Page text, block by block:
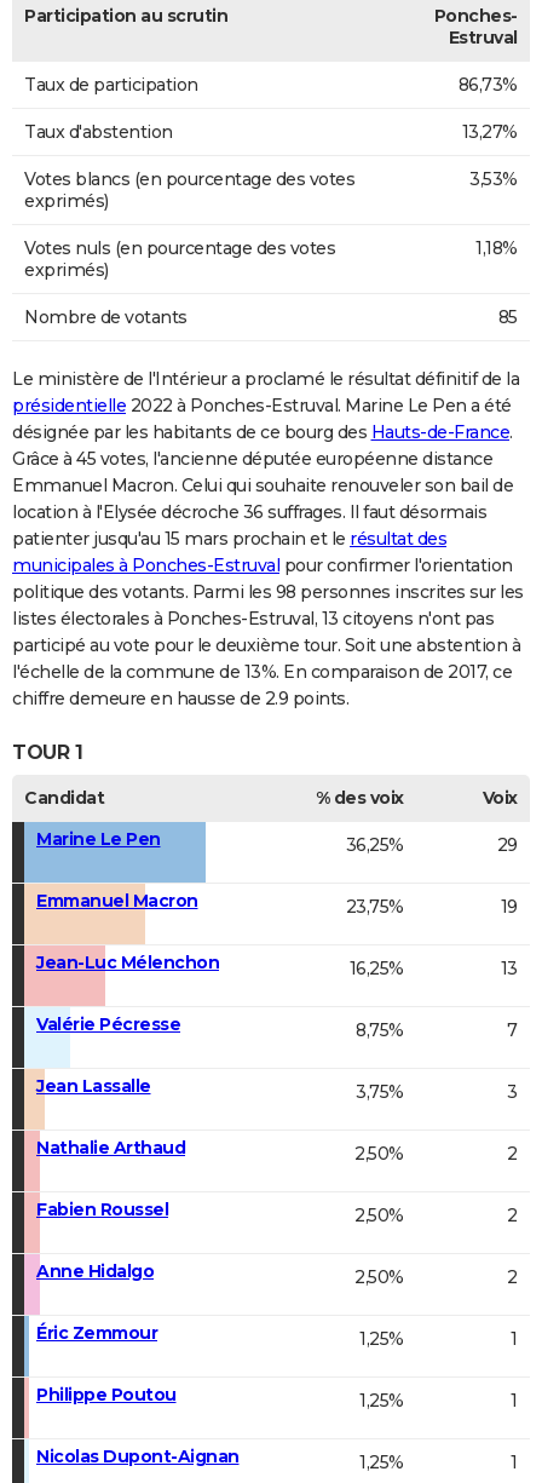
Participation au scrutin
Ponches-
Estruval
Taux de participation 86,73%
Taux d'abstention 13,27%
Votes blancs (en pourcentage des votes
exprimés)
3,53%
Votes nuls (en pourcentage des votes
exprimés)
1,18%
Nombre de votants 85
Le ministère de l'Intérieur a proclamé le résultat définitif de la
présidentielle 2022 à Ponches-Estruval. Marine Le Pen a été
désignée par les habitants de ce bourg des Hauts-de-France.
Grâce à 45 votes, l'ancienne députée européenne distance
Emmanuel Macron. Celui qui souhaite renouveler son bail de
location à l'Elysée décroche 36 suffrages. Il faut désormais
patienter jusqu'au 15 mars prochain et le résultat des
municipales à Ponches-Estruval pour confirmer l'orientation
politique des votants. Parmi les 98 personnes inscrites sur les
listes électorales à Ponches-Estruval, 13 citoyens n'ont pas
participé au vote pour le deuxième tour. Soit une abstention à
l'échelle de la commune de 13%. En comparaison de 2017, ce
chiffre demeure en hausse de 2.9 points.
TOUR 1
Candidat % des voix
Voix
Marine Le Pen
36,25% 29
Emmanuel Macron 23,75% 19
Jean-Luc Mélenchon 16,25% 13
Valérie Pécresse 8,75% 7
Jean Lassalle 3,75% 3
Nathalie Arthaud 2,50% 2
Fabien Roussel 2,50% 2
Anne Hidalgo 2,50% 2
Éric Zemmour 1,25% 1
Philippe Poutou 1,25% 1
Nicolas Dupont-Aignan 1,25% 1